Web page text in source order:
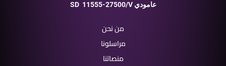
SD 11555-27500/V عامودي
من نحن
مراسلونا
منصاتنا